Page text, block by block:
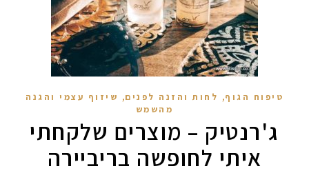
טיפוח הגוף, לחות והזנה לפנים, שיזוף עצמי והגנה
מהשמש
ג'רנטיק – מוצרים שלקחתי
איתי לחופשה בריביירה